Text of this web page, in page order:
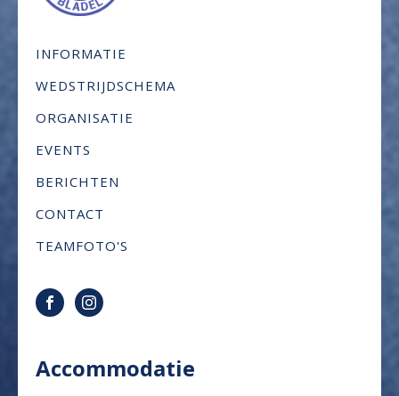
INFORMATIE
WEDSTRIJDSCHEMA
ORGANISATIE
EVENTS
BERICHTEN
CONTACT
TEAMFOTO'S
Accommodatie